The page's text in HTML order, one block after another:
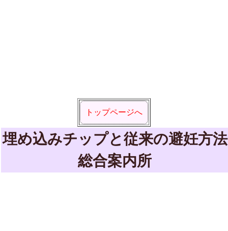
トップページへ
埋め込みチップと従来の避妊方法
総合案内所